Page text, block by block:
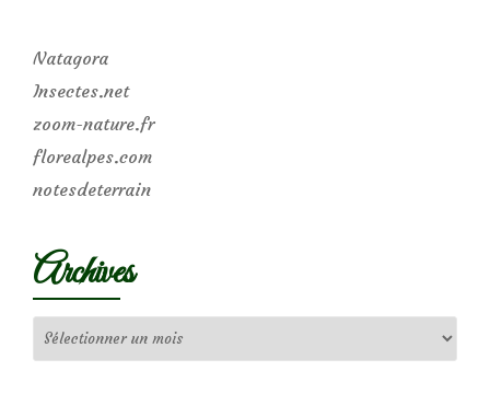
Natagora
Insectes.net
zoom-nature.fr
florealpes.com
notesdeterrain
Archives